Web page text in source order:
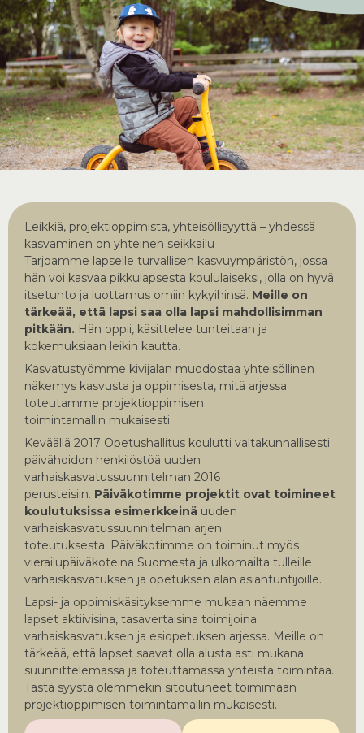
Leikkiä, projektioppimista, yhteisöllisyyttä – yhdessä
kasvaminen on yhteinen seikkailu
Tarjoamme lapselle turvallisen kasvuympäristön, jossa
hän voi kasvaa pikkulapsesta koululaiseksi, jolla on hyvä
itsetunto ja luottamus omiin kykyihinsä. Meille on
tärkeää, että lapsi saa olla lapsi mahdollisimman
pitkään. Hän oppii, käsittelee tunteitaan ja
kokemuksiaan leikin kautta.
Kasvatustyömme kivijalan muodostaa yhteisöllinen
näkemys kasvusta ja oppimisesta, mitä arjessa
toteutamme projektioppimisen
toimintamallin mukaisesti.
Keväällä 2017 Opetushallitus koulutti valtakunnallisesti
päivähoidon henkilöstöä uuden
varhaiskasvatussuunnitelman 2016
perusteisiin. Päiväkotimme projektit ovat toimineet
koulutuksissa esimerkkeinä uuden
varhaiskasvatussuunnitelman arjen
toteutuksesta. Päiväkotimme on toiminut myös
vierailupäiväkoteina Suomesta ja ulkomailta tulleille
varhaiskasvatuksen ja opetuksen alan asiantuntijoille.
Lapsi- ja oppimiskäsityksemme mukaan näemme
lapset aktiivisina, tasavertaisina toimijoina
varhaiskasvatuksen ja esiopetuksen arjessa. Meille on
tärkeää, että lapset saavat olla alusta asti mukana
suunnittelemassa ja toteuttamassa yhteistä toimintaa.
Tästä syystä olemmekin sitoutuneet toimimaan
projektioppimisen toimintamallin mukaisesti.